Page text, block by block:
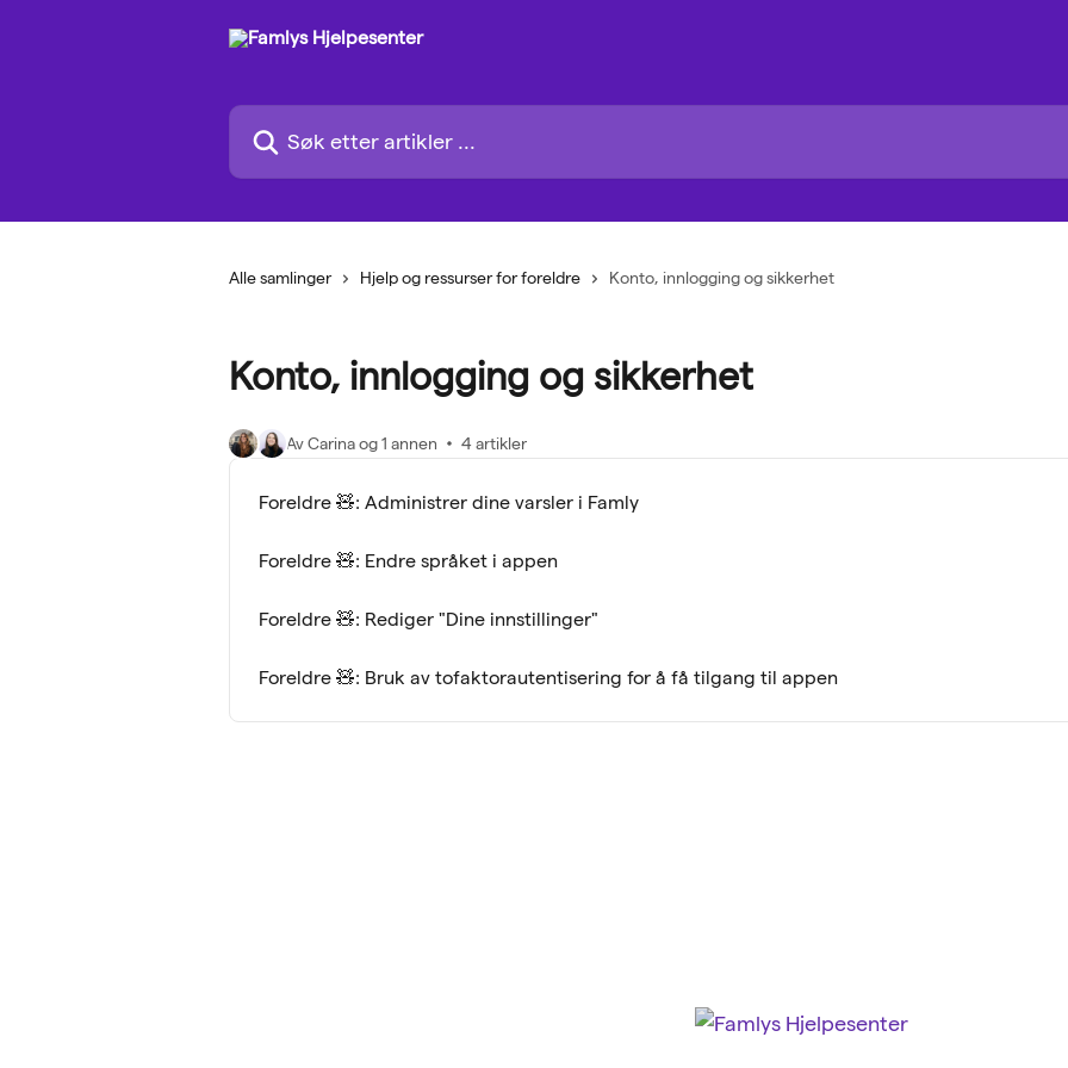
Søk etter artikler ...
Alle samlinger Hjelp og ressurser for foreldre Konto, innlogging og sikkerhet
Konto, innlogging og sikkerhet
Av Carina og 1 annen 4 artikler
Foreldre 🧸: Administrer dine varsler i Famly
Foreldre 🧸: Endre språket i appen
Foreldre 🧸: Rediger "Dine innstillinger"
Foreldre 🧸: Bruk av tofaktorautentisering for å få tilgang til appen